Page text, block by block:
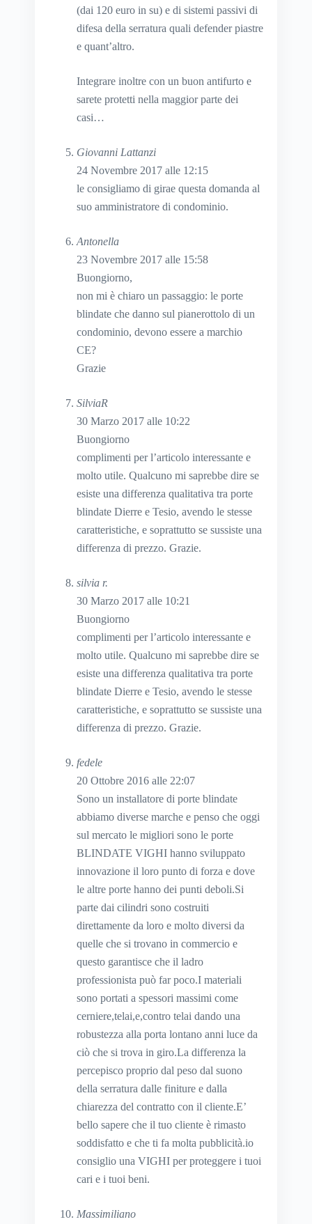
(dai 120 euro in su) e di sistemi passivi di
difesa della serratura quali defender piastre
e quant’altro.
Integrare inoltre con un buon antifurto e
sarete protetti nella maggior parte dei
casi…
Giovanni Lattanzi
24 Novembre 2017 alle 12:15
le consigliamo di girae questa domanda al
suo amministratore di condominio.
Antonella
23 Novembre 2017 alle 15:58
Buongiorno,
non mi è chiaro un passaggio: le porte
blindate che danno sul pianerottolo di un
condominio, devono essere a marchio
CE?
Grazie
SilviaR
30 Marzo 2017 alle 10:22
Buongiorno
complimenti per l’articolo interessante e
molto utile. Qualcuno mi saprebbe dire se
esiste una differenza qualitativa tra porte
blindate Dierre e Tesio, avendo le stesse
caratteristiche, e soprattutto se sussiste una
differenza di prezzo. Grazie.
silvia r.
30 Marzo 2017 alle 10:21
Buongiorno
complimenti per l’articolo interessante e
molto utile. Qualcuno mi saprebbe dire se
esiste una differenza qualitativa tra porte
blindate Dierre e Tesio, avendo le stesse
caratteristiche, e soprattutto se sussiste una
differenza di prezzo. Grazie.
fedele
20 Ottobre 2016 alle 22:07
Sono un installatore di porte blindate
abbiamo diverse marche e penso che oggi
sul mercato le migliori sono le porte
BLINDATE VIGHI hanno sviluppato
innovazione il loro punto di forza e dove
le altre porte hanno dei punti deboli.Si
parte dai cilindri sono costruiti
direttamente da loro e molto diversi da
quelle che si trovano in commercio e
questo garantisce che il ladro
professionista può far poco.I materiali
sono portati a spessori massimi come
cerniere,telai,e,contro telai dando una
robustezza alla porta lontano anni luce da
ciò che si trova in giro.La differenza la
percepisco proprio dal peso dal suono
della serratura dalle finiture e dalla
chiarezza del contratto con il cliente.E’
bello sapere che il tuo cliente è rimasto
soddisfatto e che ti fa molta pubblicità.io
consiglio una VIGHI per proteggere i tuoi
cari e i tuoi beni.
Massimiliano